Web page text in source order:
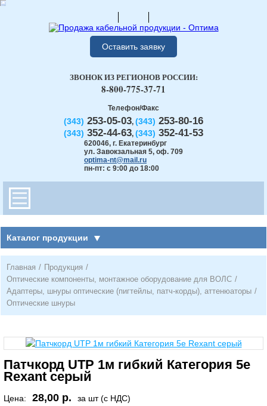
Оставить заявку
Телефон/Факс
(343) 253-05-03, (343) 253-80-16
(343) 352-44-63, (343) 352-41-53
620046, г. Екатеринбург
ул. Завокзальная 5, оф. 709
optima-nt@mail.ru
пн-пт: с 9:00 до 18:00
ЗВОНОК ИЗ РЕГИОНОВ РОССИИ:
8-800-775-37-71
Каталог продукции
Главная / Продукция /
Оптические компоненты, монтажное оборудование для ВОЛС /
Адаптеры, шнуры оптические (пигтейлы, патч-корды), аттенюаторы /
Оптические шнуры
Патчкорд UTP 1м гибкий Категория 5е
Rexant серый
Цена: 28,00 р.
за шт (с НДС)